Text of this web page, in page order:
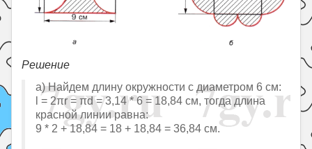
Решение
а) Найдем длину окружности с диаметром 6 см:
l = 2πr = πd = 3,14 * 6 = 18,84 см, тогда длина
красной линии равна:
9 * 2 + 18,84 = 18 + 18,84 = 36,84 см.